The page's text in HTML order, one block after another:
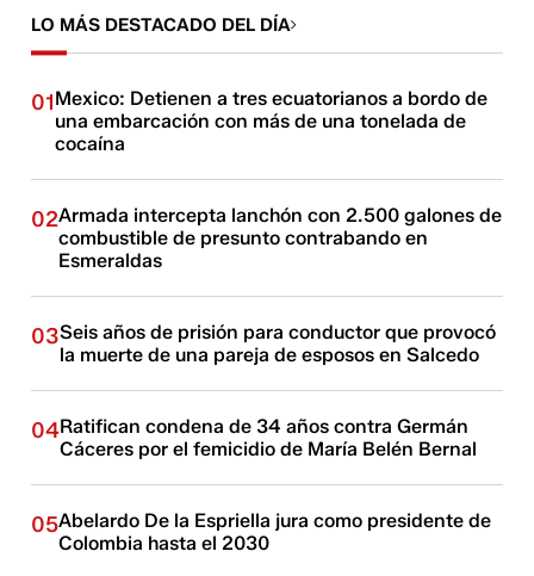
LO MÁS DESTACADO DEL DÍA
01Mexico: Detienen a tres ecuatorianos a bordo de
una embarcación con más de una tonelada de
cocaína
02Armada intercepta lanchón con 2.500 galones de
combustible de presunto contrabando en
Esmeraldas
03Seis años de prisión para conductor que provocó
la muerte de una pareja de esposos en Salcedo
04Ratifican condena de 34 años contra Germán
Cáceres por el femicidio de María Belén Bernal
05Abelardo De la Espriella jura como presidente de
Colombia hasta el 2030